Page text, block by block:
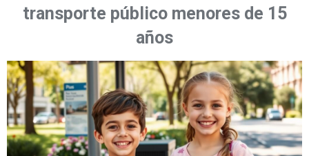
transporte público menores de 15
años